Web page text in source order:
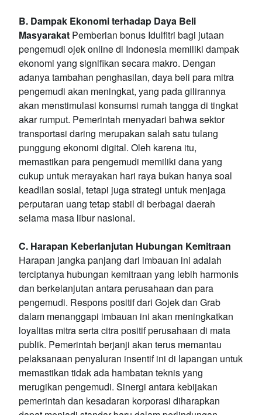
B. Dampak Ekonomi terhadap Daya Beli
Masyarakat Pemberian bonus Idulfitri bagi jutaan
pengemudi ojek online di Indonesia memiliki dampak
ekonomi yang signifikan secara makro. Dengan
adanya tambahan penghasilan, daya beli para mitra
pengemudi akan meningkat, yang pada gilirannya
akan menstimulasi konsumsi rumah tangga di tingkat
akar rumput. Pemerintah menyadari bahwa sektor
transportasi daring merupakan salah satu tulang
punggung ekonomi digital. Oleh karena itu,
memastikan para pengemudi memiliki dana yang
cukup untuk merayakan hari raya bukan hanya soal
keadilan sosial, tetapi juga strategi untuk menjaga
perputaran uang tetap stabil di berbagai daerah
selama masa libur nasional.
C. Harapan Keberlanjutan Hubungan Kemitraan
Harapan jangka panjang dari imbauan ini adalah
terciptanya hubungan kemitraan yang lebih harmonis
dan berkelanjutan antara perusahaan dan para
pengemudi. Respons positif dari Gojek dan Grab
dalam menanggapi imbauan ini akan meningkatkan
loyalitas mitra serta citra positif perusahaan di mata
publik. Pemerintah berjanji akan terus memantau
pelaksanaan penyaluran insentif ini di lapangan untuk
memastikan tidak ada hambatan teknis yang
merugikan pengemudi. Sinergi antara kebijakan
pemerintah dan kesadaran korporasi diharapkan